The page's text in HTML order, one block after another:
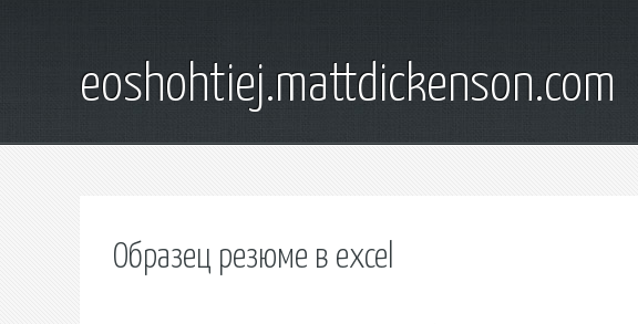
eoshohtiej.mattdickenson.com
Образец резюме в excel